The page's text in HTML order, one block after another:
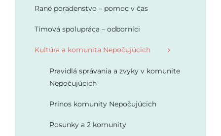
Rané poradenstvo – pomoc v čas
Tímová spolupráca – odborníci
Kultúra a komunita Nepočujúcich
Pravidlá správania a zvyky v komunite
Nepočujúcich
Prínos komunity Nepočujúcich
Posunky a 2 komunity